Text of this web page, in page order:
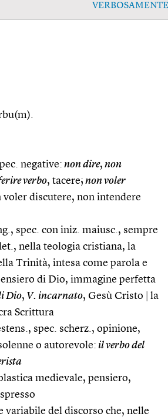
VERBOSAMENTE
negative: non dire, non
verbo, tacere; non voler
voler discutere, non intendere
spec. con iniz. maiusc., sempre
nella teologia cristiana, la
Trinità, intesa come parola e
di Dio, immagine perfetta
Dio, V. incarnato, Gesù Cristo
la
Scrittura
spec. scherz., opinione,
o autorevole: il verbo del
medievale, pensiero,
variabile del discorso che, nelle